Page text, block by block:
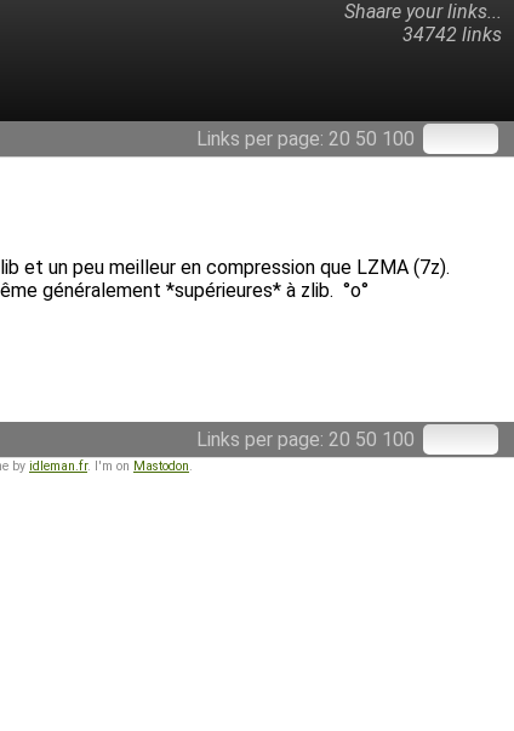
Shaare your links...
34742 links
Links per page: 20 50 100
et un peu meilleur en compression que LZMA (7z).
généralement *supérieures* à zlib. °o°
Links per page: 20 50 100
by idleman.fr. I'm on Mastodon.